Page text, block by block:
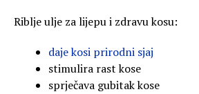
Riblje ulje za lijepu i zdravu kosu:
daje kosi prirodni sjaj
stimulira rast kose
sprječava gubitak kose